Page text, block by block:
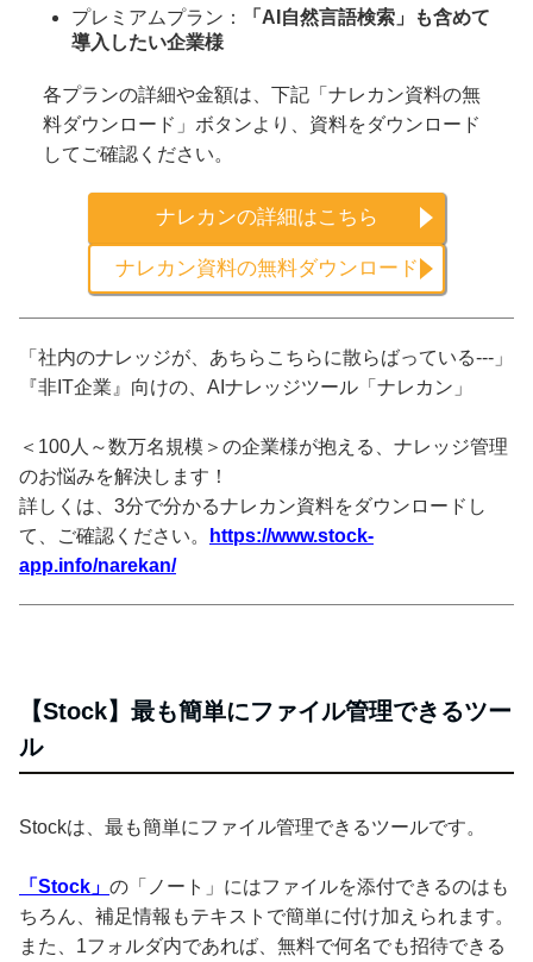
プレミアムプラン：
「AI自然言語検索」も含めて
導入したい企業様
各プランの詳細や金額は、下記「ナレカン資料の無
料ダウンロード」ボタンより、資料をダウンロード
してご確認ください。
ナレカンの詳細はこちら
ナレカン資料の無料ダウンロード
「社内のナレッジが、あちらこちらに散らばっている---」
『非IT企業』向けの、AIナレッジツール「ナレカン」
＜100人～数万名規模＞の企業様が抱える、ナレッジ管理
のお悩みを解決します！
詳しくは、3分で分かるナレカン資料をダウンロードし
て、ご確認ください。
https://www.stock-
app.info/narekan/
【Stock】最も簡単にファイル管理できるツー
ル
Stockは、最も簡単にファイル管理できるツールです。
「Stock」 の「ノート」にはファイルを添付できるのはも
ちろん、補足情報もテキストで簡単に付け加えられます。
また、1フォルダ内であれば、無料で何名でも招待できる